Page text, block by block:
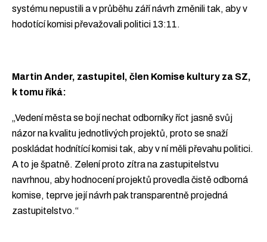
systému nepustili a v průběhu září návrh změnili tak, aby v
hodotící komisi převažovali politici 13:11.
Martin Ander, zastupitel, člen Komise kultury za SZ,
k tomu říká:
„Vedení města se bojí nechat odborníky říct jasně svůj
názor na kvalitu jednotlivých projektů, proto se snaží
poskládat hodnítící komisi tak, aby v ní měli převahu politici.
A to je špatně. Zelení proto zítra na zastupitelstvu
navrhnou, aby hodnocení projektů provedla čistě odborná
komise, teprve její návrh pak transparentně projedná
zastupitelstvo.“